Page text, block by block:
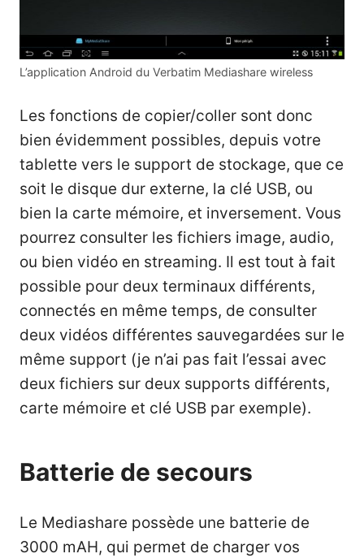
L’application Android du Verbatim Mediashare wireless
Les fonctions de copier/coller sont donc
bien évidemment possibles, depuis votre
tablette vers le support de stockage, que ce
soit le disque dur externe, la clé USB, ou
bien la carte mémoire, et inversement. Vous
pourrez consulter les fichiers image, audio,
ou bien vidéo en streaming. Il est tout à fait
possible pour deux terminaux différents,
connectés en même temps, de consulter
deux vidéos différentes sauvegardées sur le
même support (je n’ai pas fait l’essai avec
deux fichiers sur deux supports différents,
carte mémoire et clé USB par exemple).
Batterie de secours
Le Mediashare possède une batterie de
3000 mAH, qui permet de charger vos